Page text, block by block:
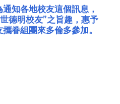
知各地校友這個訊息，
德明校友”之旨趣，惠予
眷組團來多倫多參加。